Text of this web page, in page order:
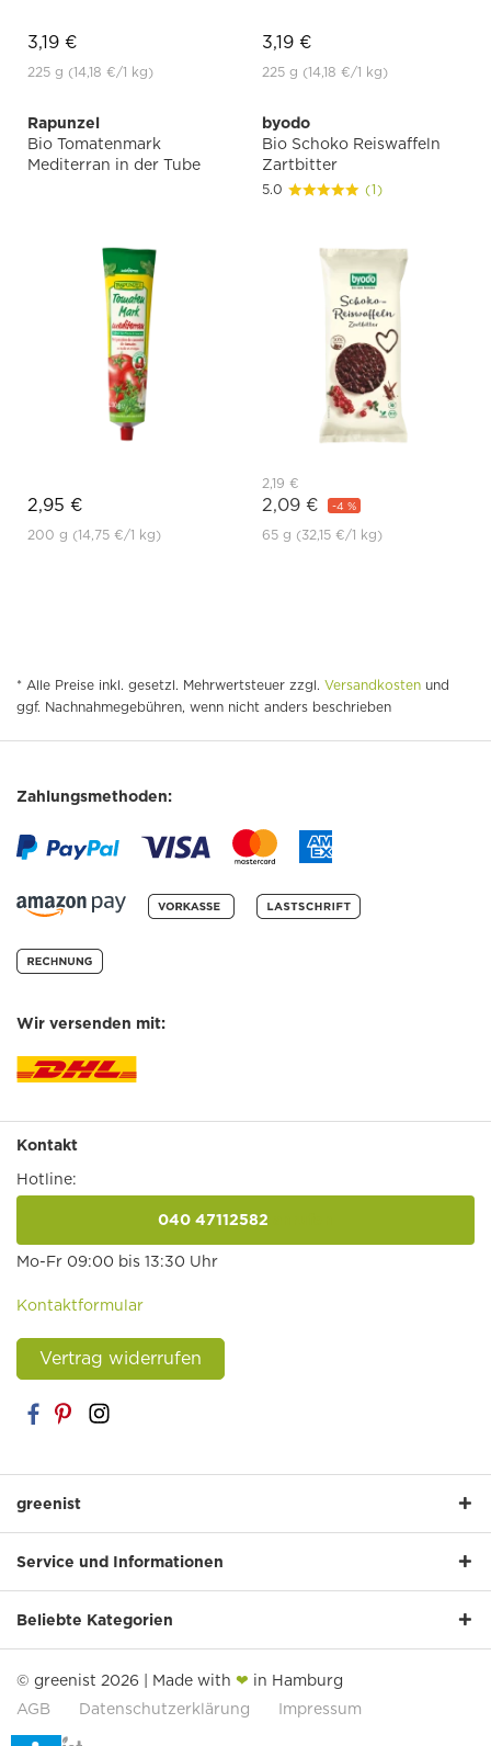
3,19 €
225 g (14,18 €/1 kg)
3,19 €
225 g (14,18 €/1 kg)
Rapunzel
Bio Tomatenmark
Mediterran in der Tube
2,95 €
200 g (14,75 €/1 kg)
byodo
Bio Schoko Reiswaffeln
Zartbitter
5.0 (1)
2,19 €
2,09 € -4 %
65 g (32,15 €/1 kg)
* Alle Preise inkl. gesetzl. Mehrwertsteuer zzgl. Versandkosten und
ggf. Nachnahmegebühren, wenn nicht anders beschrieben
Zahlungsmethoden:
Wir versenden mit:
Kontakt
Hotline:
040 47112582
Mo-Fr 09:00 bis 13:30 Uhr
Kontaktformular
Vertrag widerrufen
greenist
Service und Informationen
Beliebte Kategorien
© greenist 2026 | Made with ❤ in Hamburg
AGB
Datenschutzerklärung Impressum